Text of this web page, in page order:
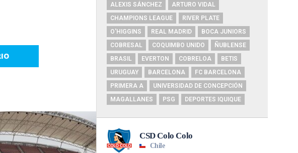
ALEXIS SÁNCHEZ
ARTURO VIDAL
CHAMPIONS LEAGUE
RIVER PLATE
O'HIGGINS
REAL MADRID
BOCA JUNIORS
COBRESAL
COQUIMBO UNIDO
ÑUBLENSE
BRASIL
EVERTON COBRELOA
BETIS
URUGUAY
BARCELONA
FC BARCELONA
PRIMERA A
UNIVERSIDAD DE CONCEPCIÓN
MAGALLANES
PSG DEPORTES IQUIQUE